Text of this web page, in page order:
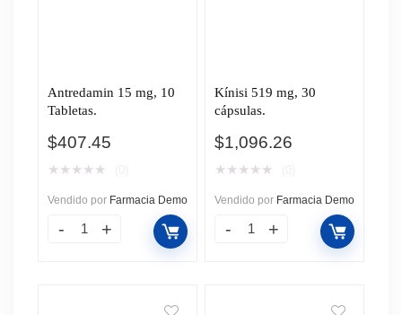
Antredamin 15 mg, 10
Tabletas.
$407.45
★ ★ ★ ★ ★
Vendido por Farmacia Demo
Kínisi 519 mg, 30
cápsulas.
$1,096.26
★ ★ ★ ★ ★
Vendido por Farmacia Demo